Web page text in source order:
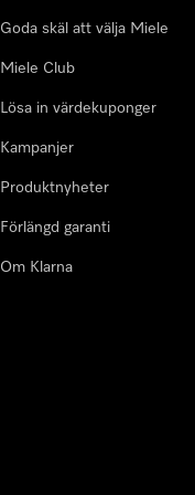
Goda skäl att välja Miele
Miele Club
Lösa in värdekuponger
Kampanjer
Produktnyheter
Förlängd garanti
Om Klarna